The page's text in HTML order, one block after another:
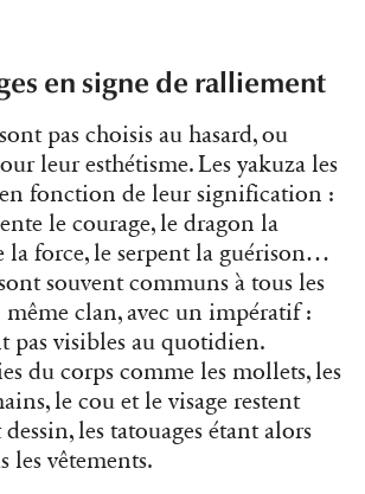
en signe de ralliement
pas choisis au hasard, ou
leur esthétisme. Les yakuza les
fonction de leur signification :
le courage, le dragon la
la force, le serpent la guérison…
souvent communs à tous les
même clan, avec un impératif :
pas visibles au quotidien.
du corps comme les mollets, les
le cou et le visage restent
les tatouages étant alors
les vêtements.